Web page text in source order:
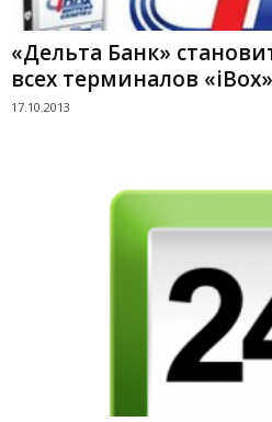
«Дельта Банк»
всех терминалов «iBox»
17.10.2013